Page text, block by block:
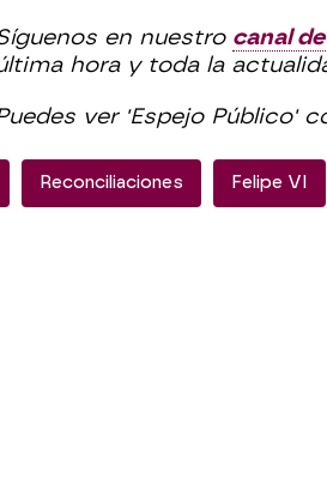
en nuestro canal
hora y toda la
ver 'Espejo Público'
Reconciliaciones Felipe VI